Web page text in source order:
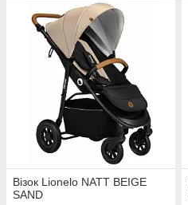
Візок Lionelo NATT BEIGE
SAND